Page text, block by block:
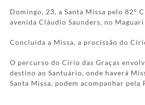
Domingo, 23, a Santa Missa pelo 82°
avenida Cláudio Saunders, no
Concluída a Missa, a procissão do
O percurso do Círio das Graças
destino ao Santuário, onde haverá
Santa Missa, podem acompanhar pela